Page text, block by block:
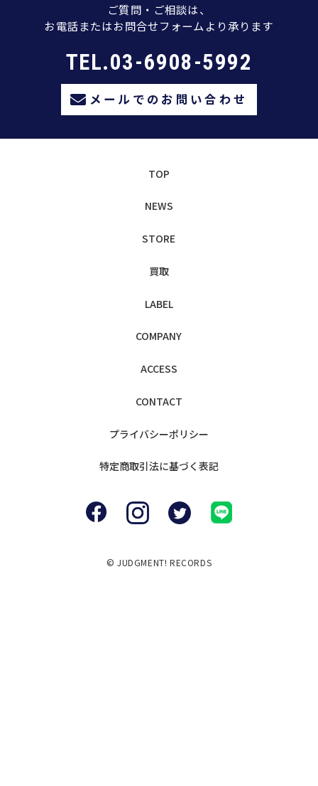
ご質問・ご相談は、
お電話またはお問合せフォームより承ります
TEL.03-6908-5992
メールでのお問い合わせ
TOP
NEWS
STORE
買取
LABEL
COMPANY
ACCESS
CONTACT
プライバシーポリシー
特定商取引法に基づく表記
© JUDGMENT! RECORDS